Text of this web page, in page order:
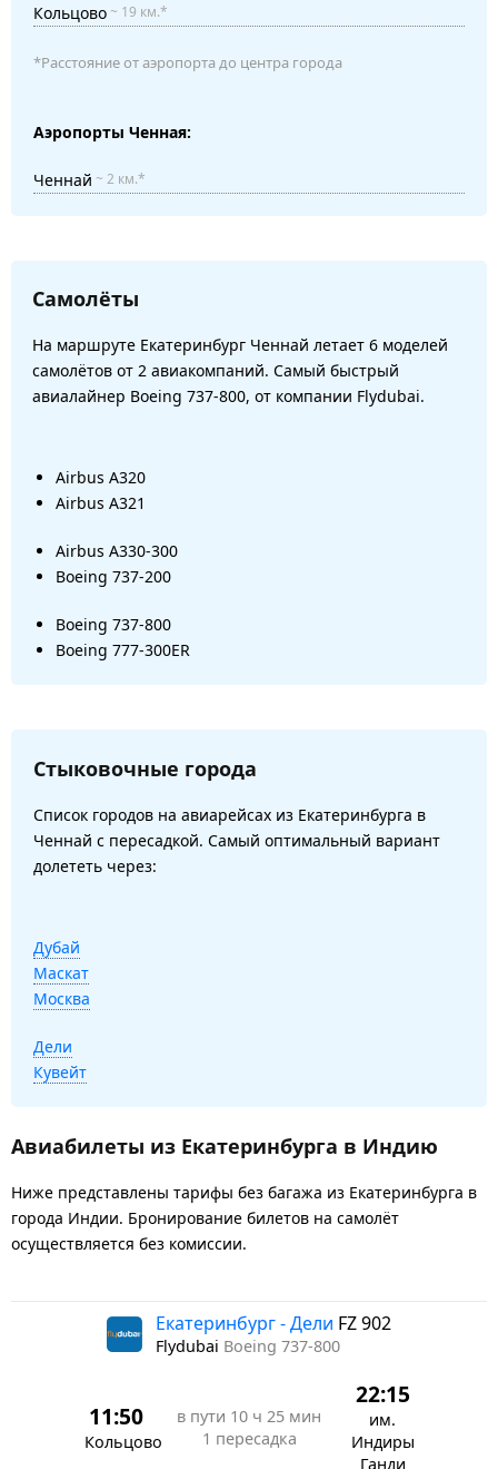
Кольцово~ 19 км.*
*Расстояние от аэропорта до центра города
Аэропорты Ченная:
Ченнай ~ 2 км.*
Самолёты
На маршруте Екатеринбург Ченнай летает 6 моделей
самолётов от 2 авиакомпаний. Самый быстрый
авиалайнер Boeing 737-800, от компании Flydubai.
Airbus A320
Airbus A321
Airbus A330-300
Boeing 737-200
Boeing 737-800
Boeing 777-300ER
Стыковочные города
Список городов на авиарейсах из Екатеринбурга в
Ченнай с пересадкой. Самый оптимальный вариант
долететь через:
Дубай
Маскат
Москва
Дели
Кувейт
Авиабилеты из Екатеринбурга в Индию
Ниже представлены тарифы без багажа из Екатеринбурга в
города Индии. Бронирование билетов на самолёт
осуществляется без комиссии.
Екатеринбург - Дели FZ 902
Flydubai Boeing 737-800
11:50
Кольцово
в пути 10 ч 25 мин
1 пересадка
22:15
им.
Индиры
Ганди